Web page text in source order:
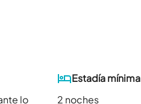
lo
Estadía mínima
2 noches